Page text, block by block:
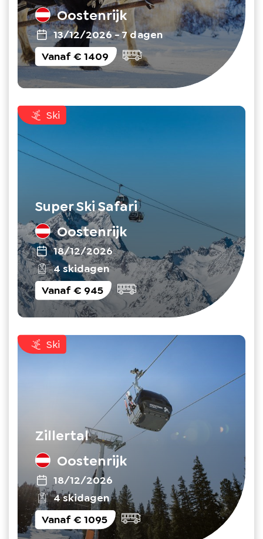
Oostenrijk
13/12/2026-7 dagen
Vanaf€ 1409
Ski
Super Ski Safari
Oostenrijk
18/12/2026
4 skidagen
Vanaf€ 945
Ski
Zillertal
Oostenrijk
18/12/2026
4 skidagen
Vanaf€ 1095